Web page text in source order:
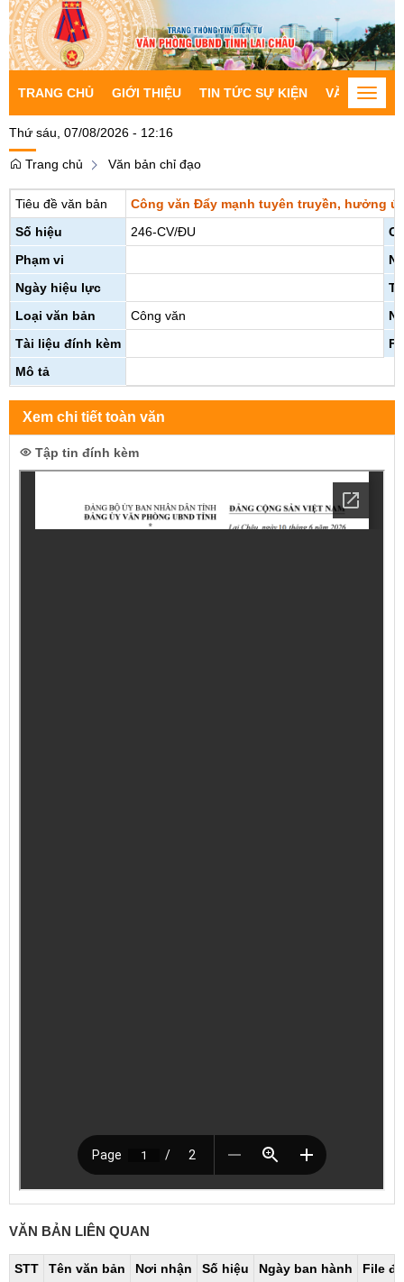
TRANG CHỦ GIỚI THIỆU TIN TỨC SỰ KIỆN VĂN BẢNToggle
Thứ sáu, 07/08/2026 - 12:16
Trang chủ Văn bản chỉ đạo
Tiêu đề văn bản
Công văn Đẩy mạnh tuyên truyền, hưởng
Số hiệu
246-CV/ĐU
Phạm vi
Ngày hiệu lực
Loại văn bản
Công văn
Tài liệu đính kèm
Mô tả
Xem chi tiết toàn văn
Tập tin đính kèm
VĂN BẢN LIÊN QUAN
STT Tên văn bản Nơi nhận Số hiệu Ngày ban hành
File